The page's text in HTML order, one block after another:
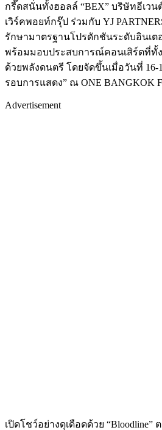
กรี๊ดสนั่นทั้งฮอลล์ “BEX” บริษัทอีเวน
เวิร์คพอยท์กรุ๊ป ร่วมกับ YJ
รักษามาตรฐานโปรดักชันระดับอินเต
พร้อมมอบประสบการณ์คอนเสิร์ตที่ทั้
ด้วยพลังดนตรี โดยจัดขึ้นเมื่อวันที่ 16-
รอบการแสดง” ณ ONE BANGKOK
Advertisement
เปิดโชว์อย่างดุเดือดด้วย “Bloodline”